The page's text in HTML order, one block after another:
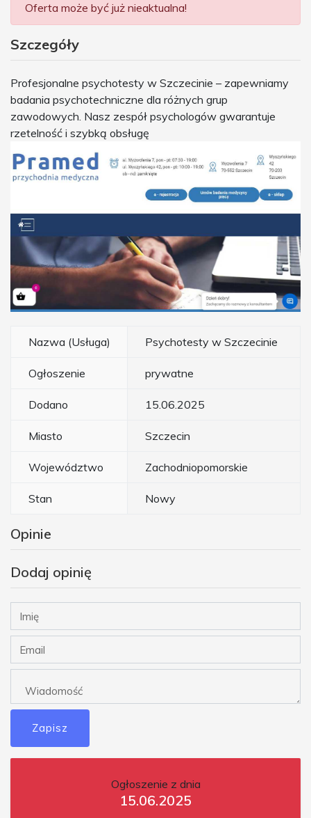
Oferta może być już nieaktualna!
Szczegóły
Profesjonalne psychotesty w Szczecinie – zapewniamy
badania psychotechniczne dla różnych grup
zawodowych. Nasz zespół psychologów gwarantuje
rzetelność i szybką obsługę
Nazwa (Usługa) Psychotesty w Szczecinie
Ogłoszenie prywatne
Dodano 15.06.2025
Miasto Szczecin
Województwo Zachodniopomorskie
Stan Nowy
Opinie
Dodaj opinię
Zapisz
Ogłoszenie z dnia
15.06.2025